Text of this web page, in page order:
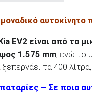
αυτοκίνητο
EV2 είναι από τα
1.575 mm, ενώ το
τα 400
– Σε ποια